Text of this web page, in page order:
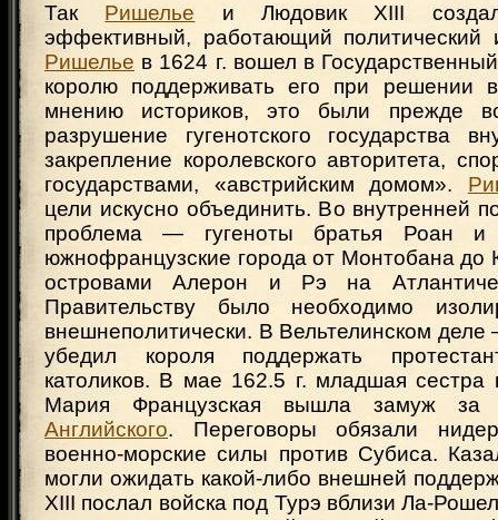
Так Ришелье и Людовик XIII
эффективный, работающий политический
Ришелье в 1624 г. вошел в
королю поддерживать его при решении
мнению историков, это были прежде
разрушение гугенотского государства
закрепление королевского авторитета,
государствами, «австрийским домом».
цели искусно объединить. Во внутренней
проблема — гугеноты братья Роан и
южнофранцузские города от Монтобана до
островами Алерон и Рэ на
Правительству было необходимо
внешнеполитически. В Вельтелинском
убедил короля поддержать
католиков. В мае 162.5 г. младшая сестра
Мария Французская вышла замуж
Английского. Переговоры обязали
военно-морские силы против Субиса.
могли ожидать какой-либо внешней
XIII послал войска под Турэ вблизи Ла-